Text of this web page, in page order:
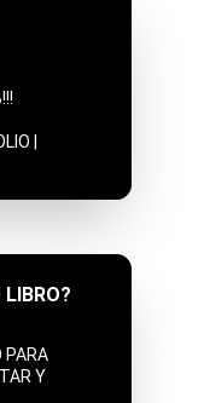
|
PARA
Y
LIBRO?